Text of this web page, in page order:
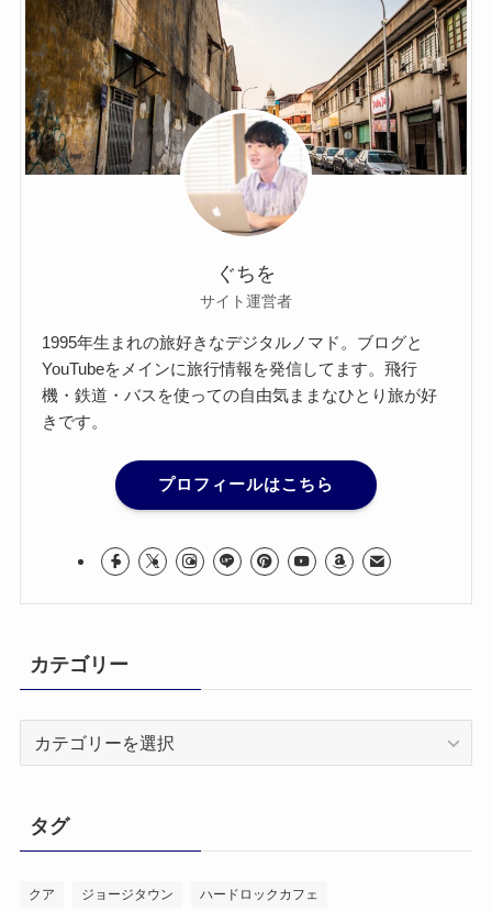
ぐちを
サイト運営者
1995年生まれの旅好きなデジタルノマド。ブログと
YouTubeをメインに旅行情報を発信してます。飛行
機・鉄道・バスを使っての自由気ままなひとり旅が好
きです。
プロフィールはこちら
カテゴリー
ー
タグ
クア ジョージタウン ハードロックカフェ